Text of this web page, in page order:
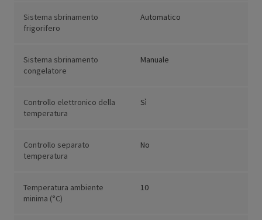
Sistema sbrinamento
frigorifero
Automatico
Sistema sbrinamento
congelatore
Manuale
Controllo elettronico della
temperatura
Sì
Controllo separato
temperatura
No
Temperatura ambiente
minima (°C)
10